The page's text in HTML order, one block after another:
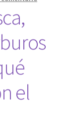
el